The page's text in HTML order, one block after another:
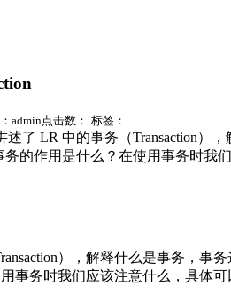
admin 点击数： 标签：
了 LR 中的事务（Transaction）
的作用是什么？在使用事务时我
），解释什么是事务，事
事务时我们应该注意什么，具体可